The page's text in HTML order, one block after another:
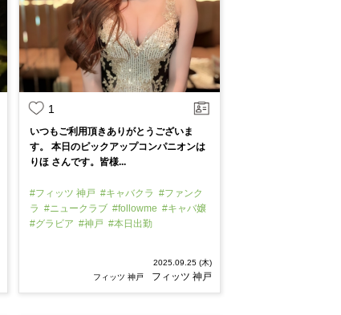
1
いつもご利用頂きありがとうございま
す。 本日のピックアップコンパニオンは
りほ さんです。皆様...
#フィッツ 神戸 #キャバクラ #ファンク
ラ #ニュークラブ #followme #キャバ嬢
#グラビア #神戸 #本日出勤
2025.09.25 (木)
フィッツ 神戸
フィッツ 神戸